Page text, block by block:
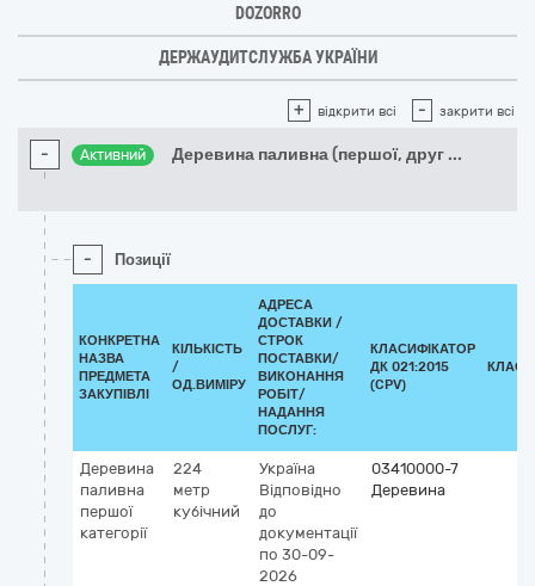
DOZORRO
ДЕРЖАУДИТСЛУЖБА УКРАЇНИ
+ відкрити всі - закрити всі
- Активний Деревина паливна (першої, друг ...
- Позиції
КОНКРЕТНА
НАЗВА
ПРЕДМЕТА
ЗАКУПІВЛІ
КІЛЬКІСТЬ
/
ОД.ВИМІРУ
АДРЕСА
ДОСТАВКИ /
СТРОК
ПОСТАВКИ/
ВИКОНАННЯ
РОБІТ/
НАДАННЯ
ПОСЛУГ:
КЛАСИФІКАТОР
ДК 021:2015
(CPV)
Деревина
паливна
першої
категорії
224
метр
кубічний
Україна
Відповідно
до
документації
по 30-09-
2026
03410000-7
Деревина